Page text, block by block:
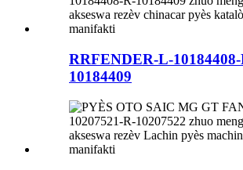
RRFENDER-L-
10184409